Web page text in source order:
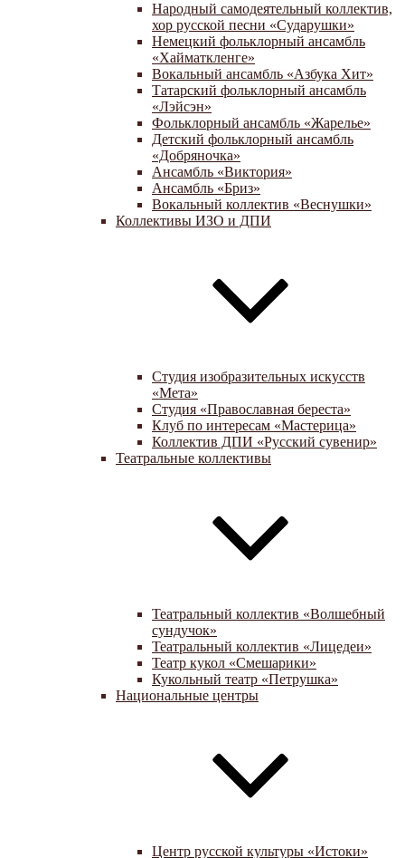
Народный самодеятельный коллектив,
хор русской песни «Сударушки»
Немецкий фольклорный ансамбль
«Хайматкленге»
Вокальный ансамбль «Азбука Хит»
Татарский фольклорный ансамбль
«Лэйсэн»
Фольклорный ансамбль «Жарелье»
Детский фольклорный ансамбль
«Добряночка»
Ансамбль «Виктория»
Ансамбль «Бриз»
Вокальный коллектив «Веснушки»
Коллективы ИЗО и ДПИ
Студия изобразительных искусств
«Мета»
Студия «Православная береста»
Клуб по интересам «Мастерица»
Коллектив ДПИ «Русский сувенир»
Театральные коллективы
Театральный коллектив «Волшебный
сундучок»
Театральный коллектив «Лицедеи»
Театр кукол «Смешарики»
Кукольный театр «Петрушка»
Национальные центры
Центр русской культуры «Истоки»